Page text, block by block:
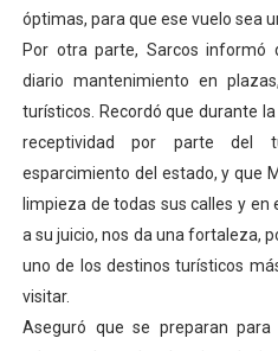
Plan Quirúrgico Regional
óptimas, para que ese vuelo sea
Por otra parte, Sarcos informó
diario mantenimiento en
turísticos. Recordó que durante
receptividad por parte del
esparcimiento del estado, y que
limpieza de todas sus calles y en
a su juicio, nos da una fortaleza,
uno de los destinos turísticos
visitar.
Aseguró que se preparan